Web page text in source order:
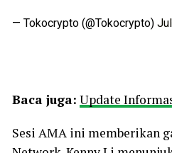
— Tokocrypto (@Tokocrypto)
Baca juga: Update
Sesi AMA ini memberikan